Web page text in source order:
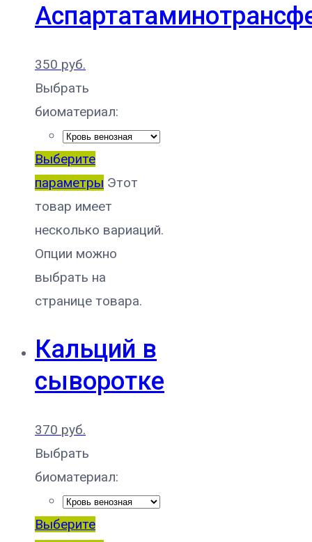
350 руб.
Выбрать
биоматериал:
Выберите
параметры Этот
товар имеет
несколько вариаций.
Опции можно
выбрать на
странице товара.
Кальций в
сыворотке
370 руб.
Выбрать
биоматериал:
Выберите